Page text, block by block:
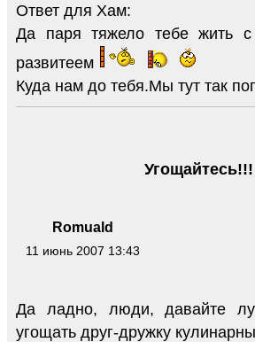
Ответ для Хам:
Да паря тяжело тебе жить с
развитеем
Куда нам до тебя.Мы тут так
Romuald
11 июнь 2007 13:43
Угощайтесь!!!
Да ладно, люди, давайте
угощать друг-дружку